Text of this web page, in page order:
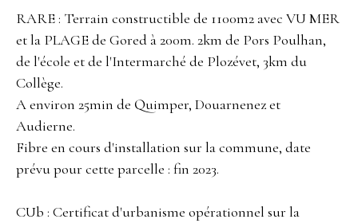
RARE : Terrain constructible de 1100m2 avec VU MER
et la PLAGE de Gored à 200m. 2km de Pors Poulhan,
de l'école et de l'Intermarché de Plozévet, 3km du
Collège.
A environ 25min de Quimper, Douarnenez et
Audierne.
Fibre en cours d'installation sur la commune, date
prévu pour cette parcelle : fin 2023.
CUb : Certificat d'urbanisme opérationnel sur la